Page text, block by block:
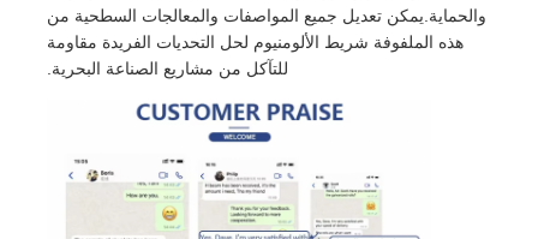
والحماية.يمكن تعديل جميع المواصفات والمعالجات السطحية من
هذه الملفوفة شريط الألومنيوم لحل التحديات الفريدة مقاومة
للتآكل من مشاريع الصناعة البحرية.